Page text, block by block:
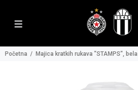
Početna Majica kratkih rukava "STAMPS", bela